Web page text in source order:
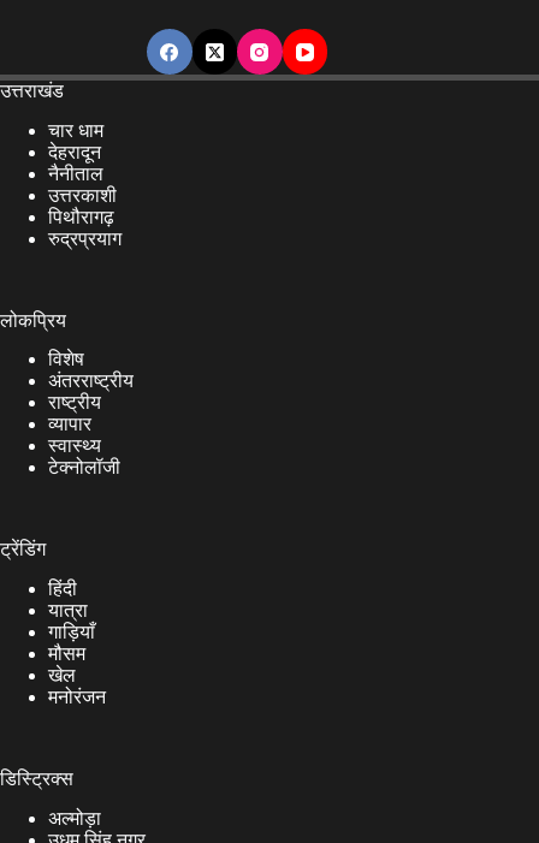
उत्तराखंड
चार धाम
देहरादून
नैनीताल
उत्तरकाशी
पिथौरागढ़
रुद्रप्रयाग
लोकप्रिय
विशेष
अंतरराष्ट्रीय
राष्ट्रीय
व्यापार
स्वास्थ्य
टेक्नोलॉजी
ट्रेंडिंग
हिंदी
यात्रा
गाड़ियाँ
मौसम
खेल
मनोरंजन
डिस्ट्रिक्स
अल्मोड़ा